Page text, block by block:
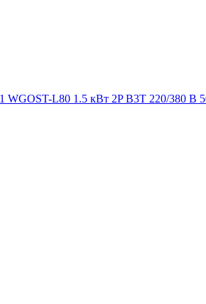
WGOST-L80 1.5 кВт 2P B3T 220/380 В